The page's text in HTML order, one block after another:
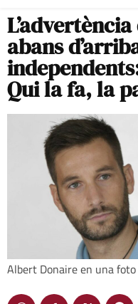
abans
Qui la fa, la
Albert Donaire en una